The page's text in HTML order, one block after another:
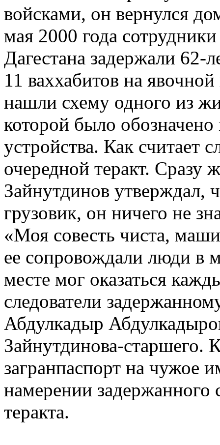
войсками, он вернулся
мая 2000 года
Дагестана задержали 62-
11 ваххабитов на
нашли схему одного из
которой было
устройства. Как считает
очередной теракт. Сразу
Зайнутдинов утверждал,
грузовик, он ничего не
«Моя совесть чиста,
ее сопровождали люди в
месте мог оказаться
следователи
Абдулкадыр
Зайнутдинова-старшего.
загранпаспорт на чужое
намерении задержанного
теракта.